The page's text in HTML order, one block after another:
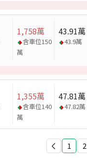
1,758萬
含車位150
萬
43.91萬
43.9萬
1,355萬
含車位140
萬
47.81萬
47.82萬
1 2